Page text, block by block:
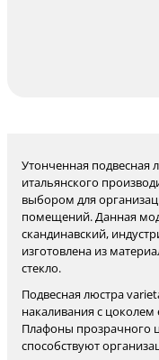
Утонченная подвесная
итальянского
выбором для
помещений. Данная
скандинавский,
изготовлена из
стекло.
Подвесная люстра
накаливания с
Плафоны прозрачного
способствуют